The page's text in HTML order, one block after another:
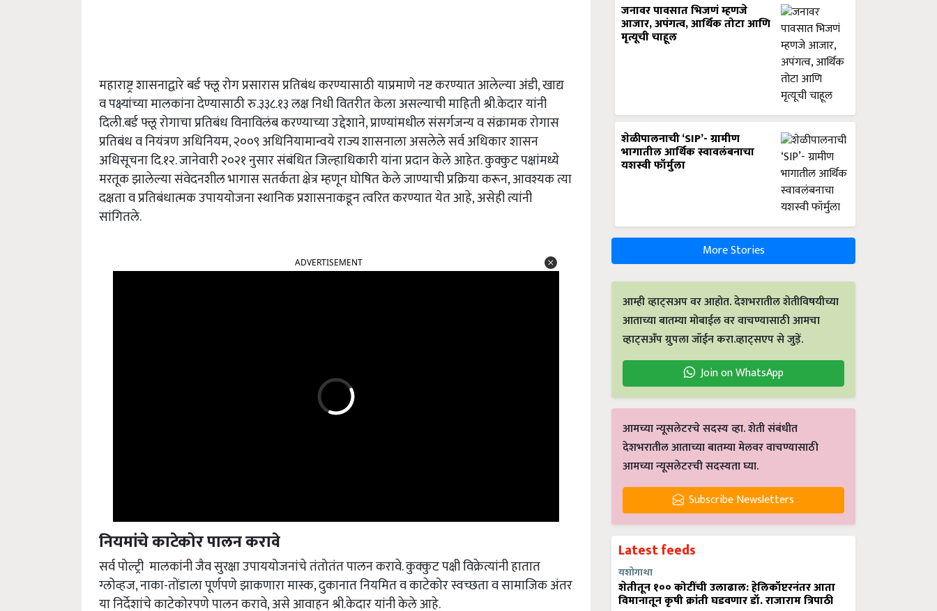
महाराष्ट्र शासनाद्वारे बर्ड फ्लू रोग प्रसारास प्रतिबंध करण्यासाठी याप्रमाणे नष्ट करण्यात आलेल्या अंडी,खाद्य
व पक्ष्यांच्या मालकांना देण्यासाठी रु.३३८.१३ लक्ष निधी वितरीत केला असल्याची माहिती श्री.केदार यांनी
दिली.बर्ड फ्लू रोगाचा प्रतिबंध विनाविलंब करण्याच्या उद्देशाने,प्राण्यांमधील संसर्गजन्य व संक्रामक रोगास
प्रतिबंध व नियंत्रण अधिनियम,२००९ अधिनियामान्वये राज्य शासनाला असलेले सर्व अधिकार शासन
अधिसूचना दि.१२. जानेवारी २०२१ नुसार संबंधित जिल्हाधिकारी यांना प्रदान केले आहेत. कुक्कुट पक्षांमध्ये
मरतूक झालेल्या संवेदनशील भागास सतर्कता क्षेत्र म्हणून घोषित केले जाण्याची प्रक्रिया करून,आवश्यक त्या
दक्षता व प्रतिबंधात्मक उपाययोजना स्थानिक प्रशासनाकडून त्वरित करण्यात येत आहे,असेही त्यांनी
सांगितले.
नियमांचे काटेकोर पालन करावे
सर्व पोल्ट्री मालकांनी जैव सुरक्षा उपाययोजनांचे तंतोतंत पालन करावे. कुक्कुट पक्षी विक्रेत्यांनी हातात
ग्लोव्हज,नाका-तोंडाला पूर्णपणे झाकणारा मास्क दुकानात नियमित व काटेकोर स्वच्छता व सामाजिक अंतर
या निर्देशांचे काटेकोरपणे पालन करावे असे आवाहन श्री.केदार यांनी केले आहे.
जनावर पावसात भिजणं म्हणजे
आजार, अपंगत्व, आर्थिक तोटा आणि
मृत्यूची चाहूल
शेळीपालनाची ‘SIP’- ग्रामीण
भागातील आर्थिक स्वावलंबनाचा
यशस्वी फॉर्मुला
More Stories
आम्ही व्हाट्सअप वर आहोत. देशभरातील शेतीविषयीच्या
आताच्या बातम्या मोबाईल वर वाचण्यासाठी आमचा
व्हाट्सअँप ग्रुपला जॉईन करा.व्हाट्सएप से जुड़ें.
Join on WhatsApp
आमच्या न्यूसलेटरचे सदस्य व्हा. शेती संबंधीत
देशभरातील आताच्या बातम्या मेलवर वाचण्यासाठी
आमच्या न्यूसलेटरची सदस्यता घ्या.
Subscribe Newsletters
Latest feeds
यशोगाथा
शेतीतून १०० कोटींची उलाढाल: हेलिकॉप्टरनंतर आता
विमानातून कृषी क्रांती घडवणार डॉ. राजाराम त्रिपाठी